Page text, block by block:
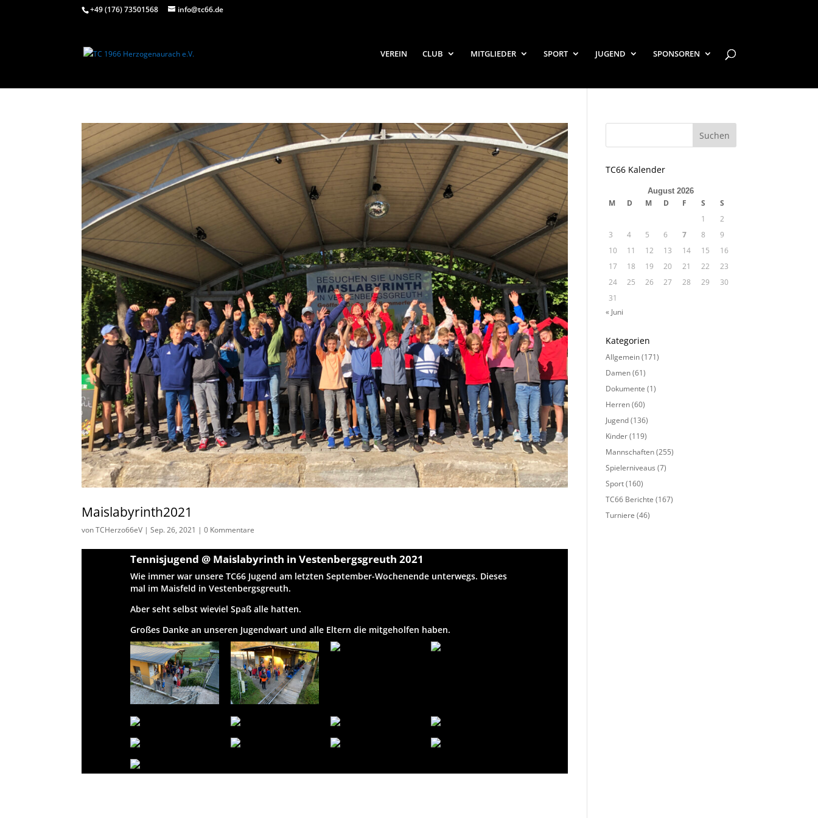
+49 (176) 73501568 info@tc66.de
VEREIN CLUB MITGLIEDER SPORT JUGEND SPONSOREN
Maislabyrinth2021
vonTCHerzo66eV |Sep. 26, 2021 |0 Kommentare
Tennisjugend @ Maislabyrinth in Vestenbergsgreuth 2021
Wie immer war unsere TC66 Jugend am letzten September-Wochenende unterwegs. Dieses
mal im Maisfeld in Vestenbergsgreuth.
Aber seht selbst wieviel Spaß alle hatten.
Großes Danke an unseren Jugendwart und alle Eltern die mitgeholfen haben.
TC66 Kalender
August 2026
M D M D F S
S
1
2
3
4 5 6 7 8
9
10
11 12 13 14 15
16
17
18 19 20 21 22
23
24
25 26 27 28 29
30
31
« Juni
Kategorien
Allgemein(171)
Damen(61)
Dokumente (1)
Herren(60)
Jugend(136)
Kinder(119)
Mannschaften(255)
Spielerniveaus (7)
Sport(160)
TC66 Berichte (167)
Turniere (46)